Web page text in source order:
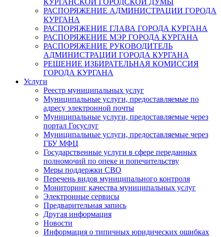
КУРГАНСКОЙ ГОРОДСКОЙ ДУМЫ
РАСПОРЯЖЕНИЕ АДМИНИСТРАЦИИ ГОРОДА
КУРГАНА
РАСПОРЯЖЕНИЕ ГЛАВА ГОРОДА КУРГАНА
РАСПОРЯЖЕНИЕ МЭР ГОРОДА КУРГАНА
РАСПОРЯЖЕНИЕ РУКОВОДИТЕЛЬ
АДМИНИСТРАЦИИ ГОРОДА КУРГАНА
РЕШЕНИЕ ИЗБИРАТЕЛЬНАЯ КОМИССИЯ
ГОРОДА КУРГАНА
Услуги
Реестр муниципальных услуг
Муниципальные услуги, предоставляемые по
адресу электронной почты
Муниципальные услуги, предоставляемые через
портал Госуслуг
Муниципальные услуги, предоставляемые через
ГБУ МФЦ
Государственные услуги в сфере переданных
полномочий по опеке и попечительству
Меры поддержки СВО
Перечень видов муниципального контроля
Мониторинг качества муниципальных услуг
Электронные сервисы
Предварительная запись
Другая информация
Новости
Информация о типичных юридических ошибках